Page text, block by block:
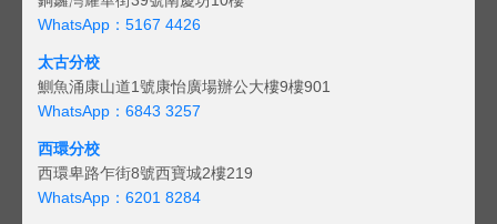
WhatsApp：5167 4426
太古分校
鰂魚涌康山道1號康怡廣場辦公大樓9樓901
WhatsApp：6843 3257
西環分校
西環卑路乍街8號西寶城2樓219
WhatsApp：6201 8284